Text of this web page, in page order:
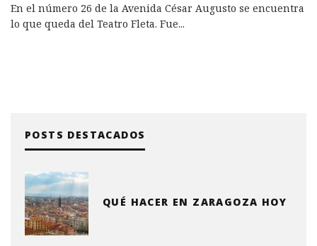
En el número 26 de la Avenida César Augusto se encuentra
lo que queda del Teatro Fleta. Fue...
POSTS DESTACADOS
QUÉ HACER EN ZARAGOZA HOY